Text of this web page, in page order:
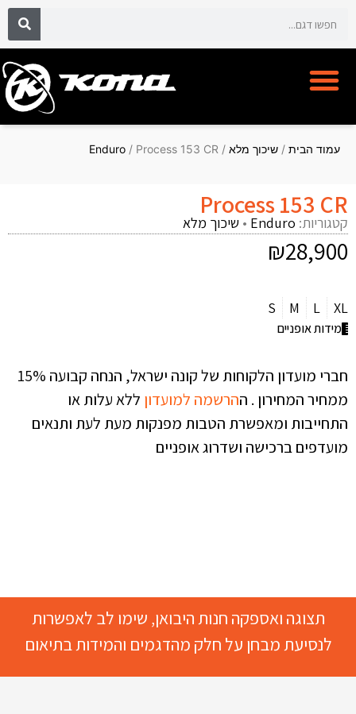
עמוד הבית / שיכוך מלא /
Enduro / Process 153 CR
Process 153 CR
קטגוריות: Enduro
• שיכוך מלא
₪28,900
XL
L
M
S
מידות אופניים
חברי מועדון הלקוחות של קונה ישראל, הנחה קבועה 15%
ממחיר המחירון . ההרשמה למועדון ללא עלות או
התחייבות ומאפשרת הטבות מפנקות מעת לעת ותנאים
מועדפים ברכישה ושדרוג אופניים
תצוגה ואספקה חנות היבואן, שימו לב לאפשרות
לנסיעת מבחן על חלק מהדגמים והמידות בתיאום